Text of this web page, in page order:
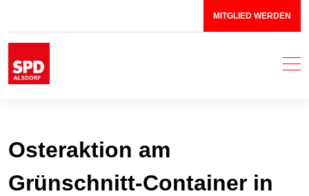
MITGLIED WERDEN
Osteraktion am
Grünschnitt-Container in